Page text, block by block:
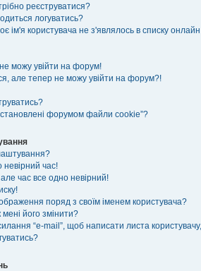
реєструватися?
логуватись?
ім'я користувача не з'являлось в списку онлайн
можу увійти на форум!
але тепер не можу увійти на форум?!
форумом файли cookie”?
час!
час все одно невірний!
поряд з своїм іменем користувача?
його змінити?
“e-mail”, щоб написати листа користувачу,